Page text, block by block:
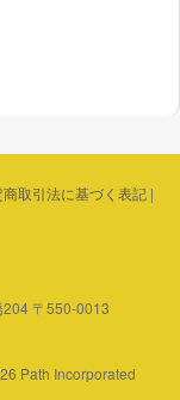
取引法に基づく表記|
〒550-0013
Path Incorporated